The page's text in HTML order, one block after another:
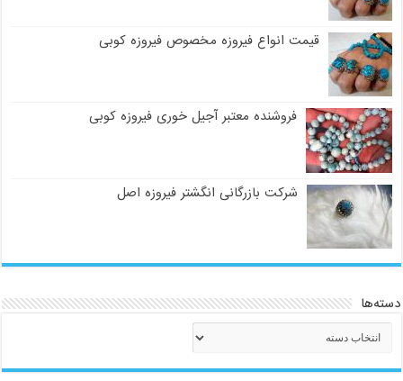
قیمت انواع فیروزه مخصوص فیروزه کوبی
فروشنده معتبر آجیل خوری فیروزه کوبی
شرکت بازرگانی انگشتر فیروزه اصل
دسته‌ها
دسته‌ها